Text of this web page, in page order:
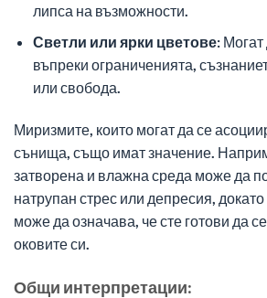
липса на възможности.
Светли или ярки цветове:Могат
въпреки ограниченията,
или свобода.
Миризмите, които могат да се
сънища, също имат значение.
затворена и влажна среда може да
натрупан стрес или депресия,
може да означава, че сте готови да
оковите си.
Общи интерпретации: